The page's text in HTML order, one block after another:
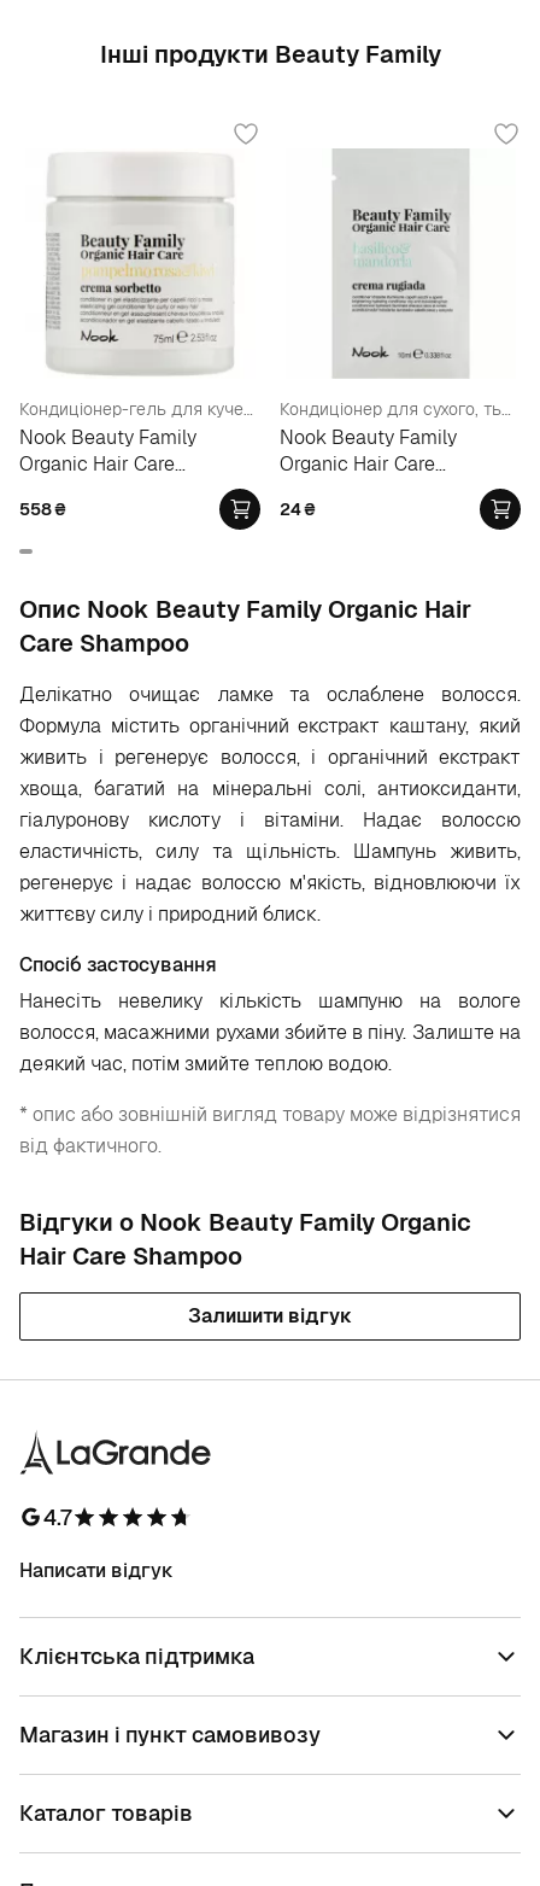
Інші продукти Beauty Family
Кондиціонер-гель для кучерявого та кучерявого волосся
Nook Beauty Family
Organic Hair Care
Conditioner
558₴
Кондиціонер для сухого, тьмяного волосся (пробник)
Nook Beauty Family
Organic Hair Care
24₴
Опис Nook Beauty Family Organic Hair
Care Shampoo
Делікатно очищає ламке та ослаблене волосся.
Формула містить органічний екстракт каштану, який
живить і регенерує волосся, і органічний екстракт
хвоща, багатий на мінеральні солі, антиоксиданти,
гіалуронову кислоту і вітаміни. Надає волоссю
еластичність, силу та щільність. Шампунь живить,
регенерує і надає волоссю м'якість, відновлюючи їх
життєву силу і природний блиск.
Спосіб застосування
Нанесіть невелику кількість шампуню на вологе
волосся, масажними рухами збийте в піну. Залиште на
деякий час, потім змийте теплою водою.
* опис або зовнішній вигляд товару може відрізнятися
від фактичного.
Відгуки о Nook Beauty Family Organic
Hair Care Shampoo
Залишити відгук
4.7
Написати відгук
Клієнтська підтримка
Магазин і пункт самовивозу
Каталог товарів